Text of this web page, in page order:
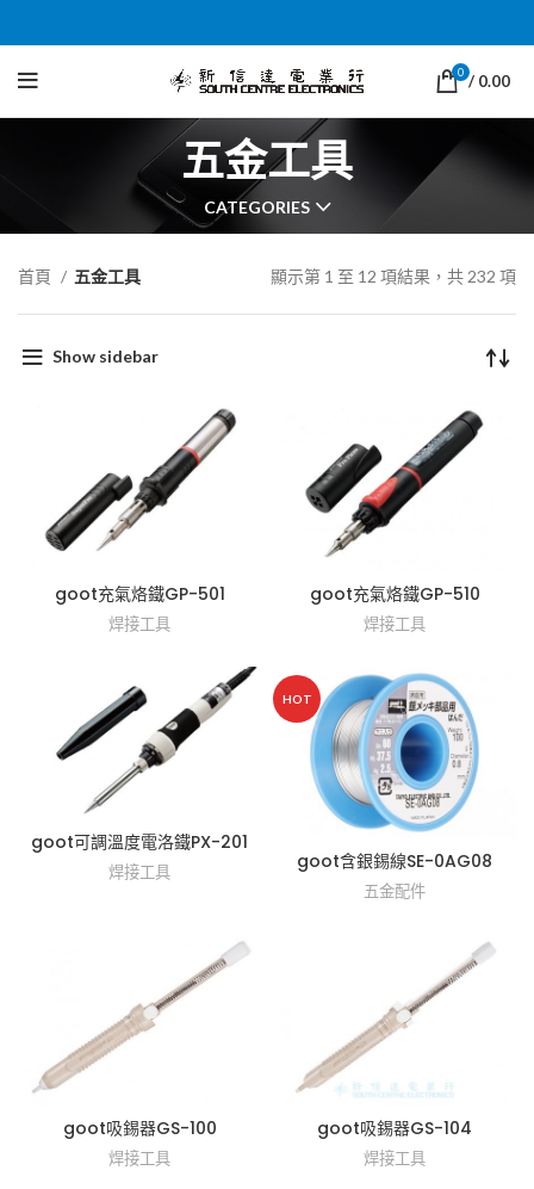
0 / 0.00
五金工具
CATEGORIES
首頁 五金工具 顯示第 1 至 12 項結果，共 232 項
Show sidebar
goot充氣烙鐵GP-501
焊接工具
goot充氣烙鐵GP-510
焊接工具
goot可調溫度電洛鐵PX-201
焊接工具
HOT
goot含銀錫線SE-0AG08
五金配件
goot吸錫器GS-100
焊接工具
goot吸錫器GS-104
焊接工具